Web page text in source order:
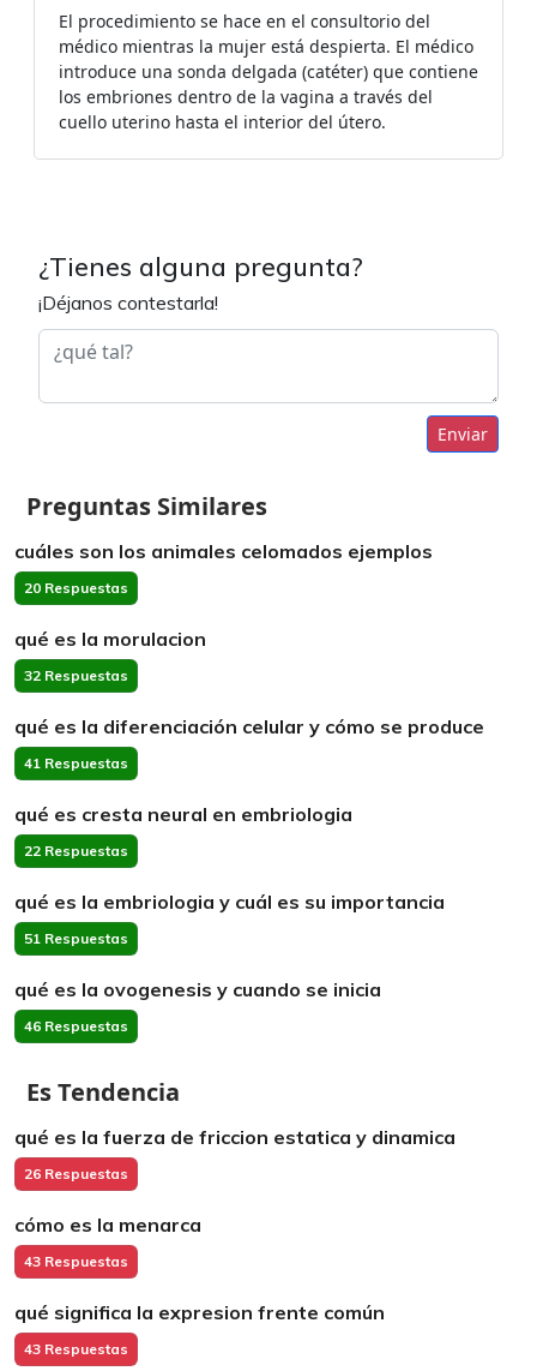
El procedimiento se hace en el consultorio del
médico mientras la mujer está despierta. El médico
introduce una sonda delgada (catéter) que contiene
los embriones dentro de la vagina a través del
cuello uterino hasta el interior del útero.
¿Tienes alguna pregunta?
¡Déjanos contestarla!
Enviar
Preguntas Similares
cuáles son los animales celomados ejemplos
20 Respuestas
qué es la morulacion
32 Respuestas
qué es la diferenciación celular y cómo se produce
41 Respuestas
qué es cresta neural en embriologia
22 Respuestas
qué es la embriologia y cuál es su importancia
51 Respuestas
qué es la ovogenesis y cuando se inicia
46 Respuestas
Es Tendencia
qué es la fuerza de friccion estatica y dinamica
26 Respuestas
cómo es la menarca
43 Respuestas
qué significa la expresion frente común
43 Respuestas